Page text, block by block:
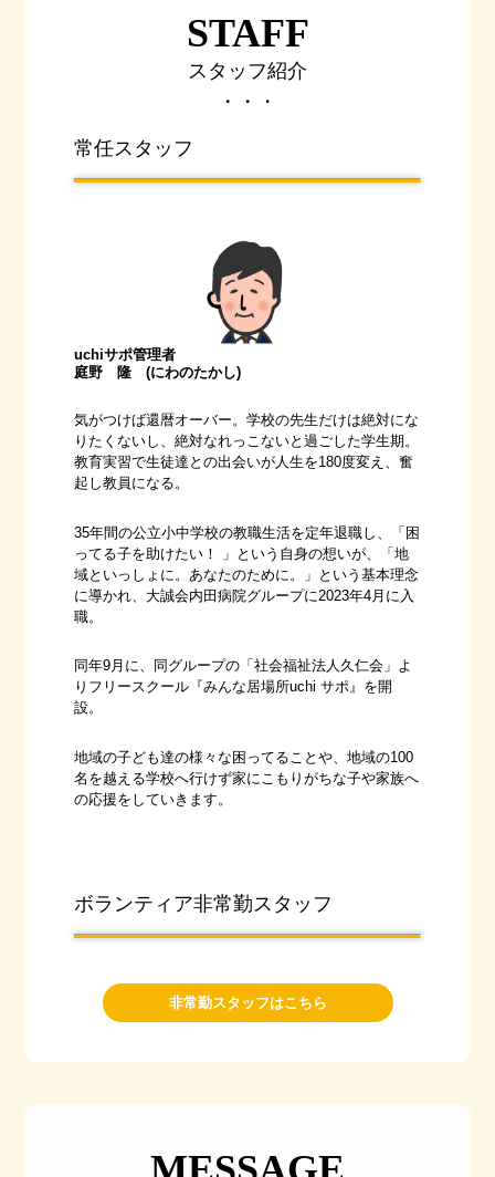
STAFF
スタッフ紹介
・・・
常任スタッフ
uchiサポ管理者
庭野 隆 (にわのたかし)
気がつけば還暦オーバー。学校の先生だけは絶対にな
りたくないし、絶対なれっこないと過ごした学生期。
教育実習で生徒達との出会いが人生を180度変え、奮
起し教員になる。
35年間の公立小中学校の教職生活を定年退職し、「困
ってる子を助けたい！ 」という自身の想いが、「地
域といっしょに。あなたのために。」という基本理念
に導かれ、大誠会内田病院グループに2023年4月に入
職。
同年9月に、同グループの「社会福祉法人久仁会」よ
りフリースクール『みんな居場所uchi サポ』を開
設。
地域の子ども達の様々な困ってることや、地域の100
名を越える学校へ行けず家にこもりがちな子や家族へ
の応援をしていきます。
ボランティア非常勤スタッフ
非常勤スタッフはこちら